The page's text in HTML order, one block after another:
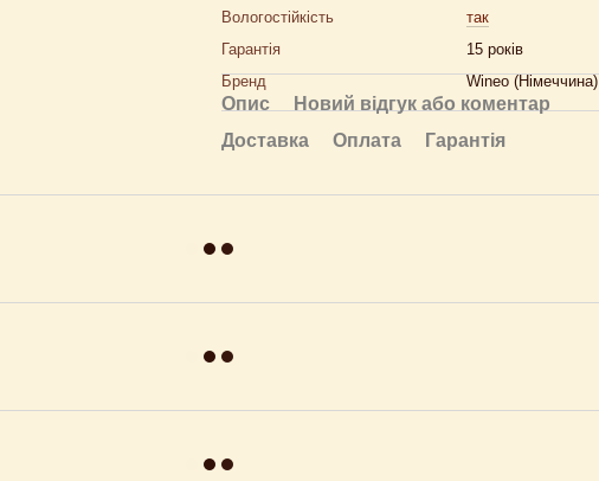
Вологостійкість
так
Гарантія
15 років
Бренд
Wineo (Німеччина)
Опис
Новий відгук або коментар
Доставка
Оплата Гарантія